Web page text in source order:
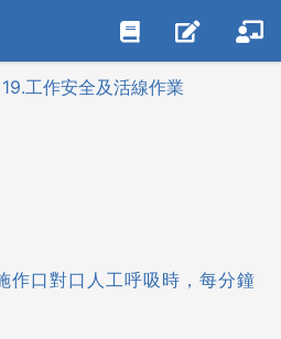
工作安全及活線作業
作口對口人工呼吸時，每分鐘